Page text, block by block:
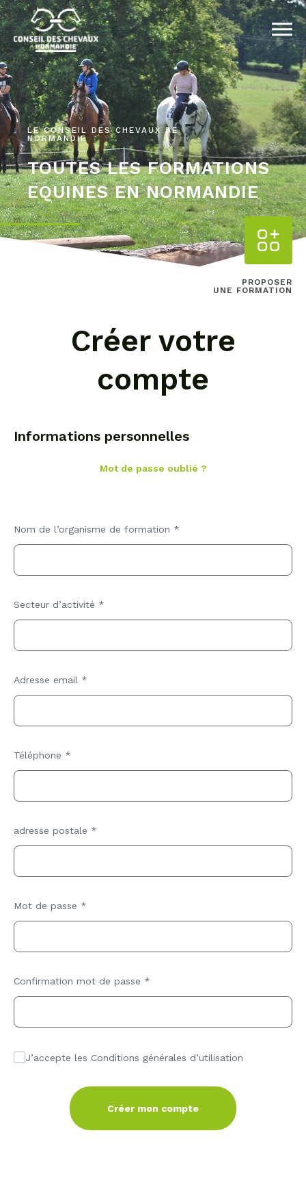
LE CONSEIL DES CHEVAUX DE
NORMANDIE
TOUTES LES FORMATIONS
EQUINES EN NORMANDIE
PROPOSER
UNE FORMATION
Créer votre
compte
Informations personnelles
Mot de passe oublié ?
Nom de l’organisme de formation *
Secteur d’activité *
Adresse email *
Téléphone *
adresse postale *
Mot de passe *
Confirmation mot de passe *
J’accepte les Conditions générales d’utilisation
Créer mon compte